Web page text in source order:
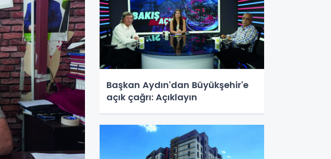
Başkan Aydın'dan Büyükşehir'e
açık çağrı: Açıklayın